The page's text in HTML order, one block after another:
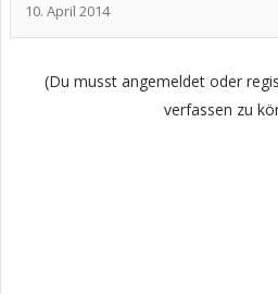
10. April 2014
(Du musst angemeldet oder
verfassen zu